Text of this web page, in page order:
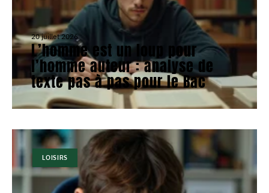
20 juillet 2026
L’homme est un loup pour
l’homme auteur : analyse de
texte pas à pas pour le Bac
LOISIRS